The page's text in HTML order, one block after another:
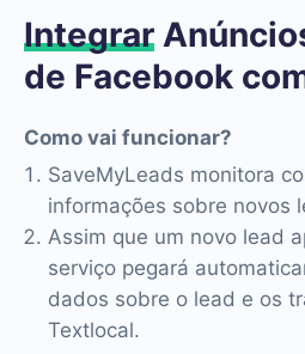
Integrar
de Facebook
Como vai funcionar?
SaveMyLeads monitora
informações sobre novos
Assim que um novo lead
serviço pegará
dados sobre o lead e os
Textlocal.